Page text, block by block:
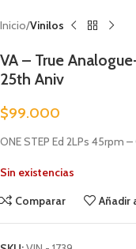
Inicio Vinilos
VA – True
25th Aniv
$99.000
ONE STEP Ed 2LPs 45rpm
Sin existencias
Comparar
Añadir